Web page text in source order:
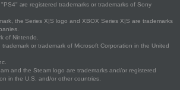
are registered trademarks or trademarks of Sony
the Series X|S logo and XBOX Series X|S are trademarks
of Nintendo.
or trademark of Microsoft Corporation in the United
and the Steam logo are trademarks and/or registered
in the U.S. and/or other countries.